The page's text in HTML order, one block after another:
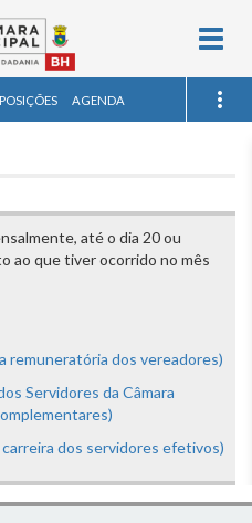
AGENDA
até o dia 20 ou
ao que tiver ocorrido no mês
remuneratória dos vereadores)
Servidores da Câmara
dos servidores efetivos)